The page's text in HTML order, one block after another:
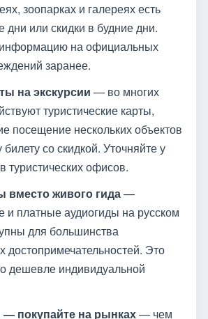
зоопарках и галереях есть
дни или скидки в будние дни.
на официальных
заранее.
на экскурсии — во многих
туристические карты,
посещение нескольких объектов
со скидкой. Уточняйте у
туристических офисов.
вместо живого гида—
и платные аудиогиды на русском
для большинства
достопримечательностей. Это
дешевле индивидуальной
покупайте на рынках— чем